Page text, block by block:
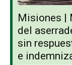
Misiones |
del
sin
e